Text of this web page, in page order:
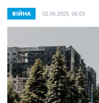
ВІЙНА 02.06.2025, 06:03